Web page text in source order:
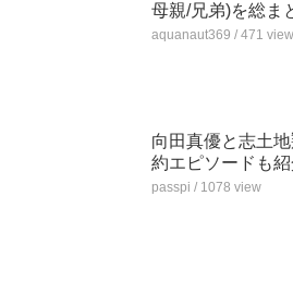
母親/兄弟)を総ま
aquanaut369 / 471 view
向田真優と志土
約エピソードも紹
passpi / 1078 view